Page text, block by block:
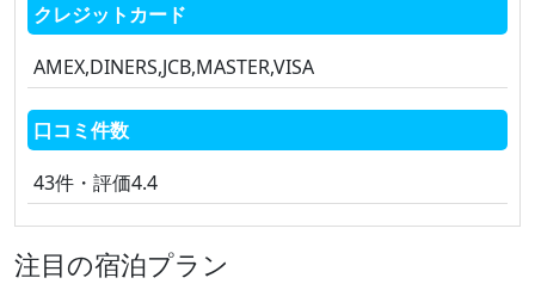
クレジットカード
AMEX,DINERS,JCB,MASTER,VISA
口コミ件数
43件・評価4.4
注目の宿泊プラン